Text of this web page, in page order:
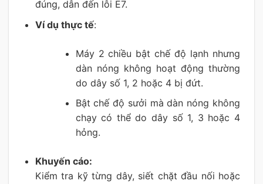
đúng, dẫn đến lỗi E7.
Ví dụ thực tế:
Máy 2 chiều bật chế độ lạnh nhưng
dàn nóng không hoạt động thường
do dây số 1, 2 hoặc 4 bị đứt.
Bật chế độ sưởi mà dàn nóng không
chạy có thể do dây số 1, 3 hoặc 4
hỏng.
Khuyến cáo:
Kiểm tra kỹ từng dây, siết chặt đầu nối hoặc